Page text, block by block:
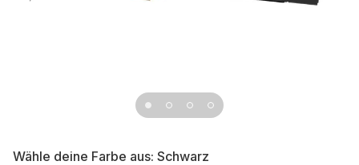
Wähle deine Farbe aus: Schwarz